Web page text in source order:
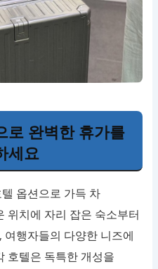
로 완벽한 휴가를
세요
옵션으로 가득 차
위치에 자리 잡은 숙소부터
행자들의 다양한 니즈에
호텔은 독특한 개성을